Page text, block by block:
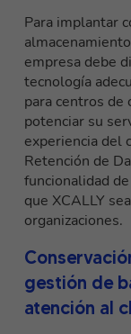
Para implantar
empresa debe
tecnología
para centros de
potenciar su
experiencia del
Retención de
funcionalidad
que XCALLY
organizaciones.
gestión de
atención al